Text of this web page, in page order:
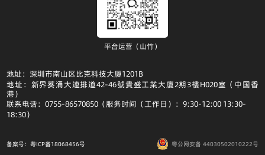
平台运营（山竹）
地址：深圳市南山区比克科技大厦1201B
地址：新界葵涌大連排道42-46號貴盛工業大廈2期3樓H020室（中国香
港）
联系电话：0755-86570850（服务时间（工作日）：9:30-12:00 13:30-
18:30）
备案号：粤ICP备18068456号 粤公网安备 44030502010222号